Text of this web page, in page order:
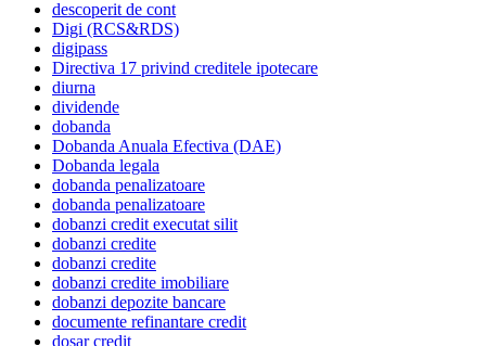
descoperit de cont
Digi (RCS&RDS)
digipass
Directiva 17 privind creditele ipotecare
diurna
dividende
dobanda
Dobanda Anuala Efectiva (DAE)
Dobanda legala
dobanda penalizatoare
dobanda penalizatoare
dobanzi credit executat silit
dobanzi credite
dobanzi credite
dobanzi credite imobiliare
dobanzi depozite bancare
documente refinantare credit
dosar credit